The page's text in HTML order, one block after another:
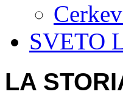
SVETO
LA